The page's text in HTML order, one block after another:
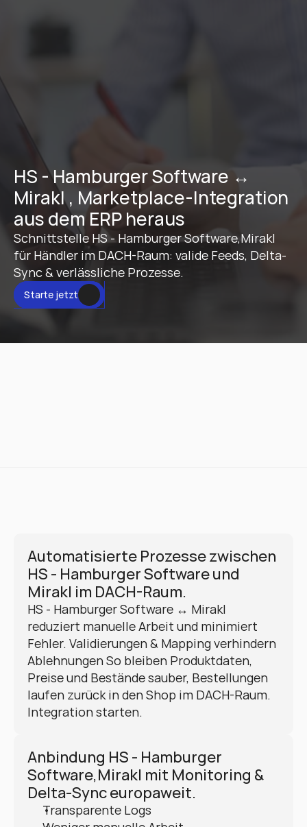
HS - Hamburger Software ↔
Mirakl , Marketplace-Integration
aus dem ERP heraus
Schnittstelle HS - Hamburger Software,Mirakl
für Händler im DACH-Raum: valide Feeds, Delta-
Sync & verlässliche Prozesse.
Starte jetzt
Automatisierte Prozesse zwischen
HS - Hamburger Software und
Mirakl im DACH-Raum.
HS - Hamburger Software ↔ Mirakl
reduziert manuelle Arbeit und minimiert
Fehler. Validierungen & Mapping verhindern
Ablehnungen So bleiben Produktdaten,
Preise und Bestände sauber, Bestellungen
laufen zurück in den Shop im DACH-Raum.
Integration starten.
Anbindung HS - Hamburger
Software,Mirakl mit Monitoring &
Delta-Sync europaweit.
Transparente Logs